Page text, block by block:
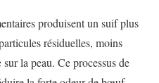
produisent un suif plus
résiduelles, moins
la peau. Ce processus de